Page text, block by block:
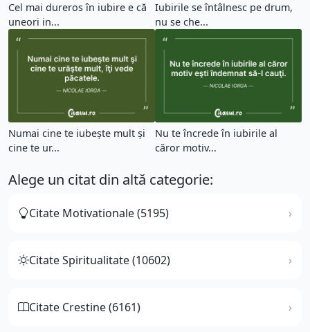
Cel mai dureros în iubire e că
uneori in...
Iubirile se întâlnesc pe drum,
nu se che...
Numai cine te iubeşte mult şi
cine te ur...
Nu te încrede în iubirile al
căror motiv...
Alege un citat din altă categorie:
Citate Motivationale (5195)
Citate Spiritualitate (10602)
Citate Crestine (6161)